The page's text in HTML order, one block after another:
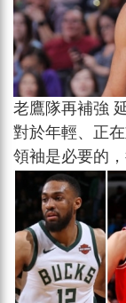
老鷹隊再補強
對於年輕、正
領袖是必要的